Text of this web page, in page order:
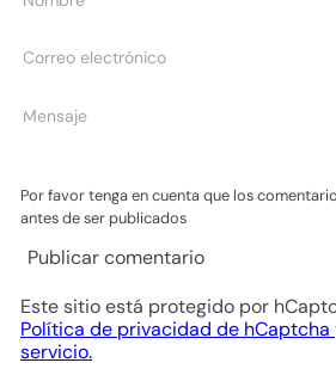
Correo
Mensaje
Por favor tenga en cuenta que los
antes de ser publicados
Publicar comentario
Este sitio está protegido por
Política de privacidad de hCaptcha
servicio.